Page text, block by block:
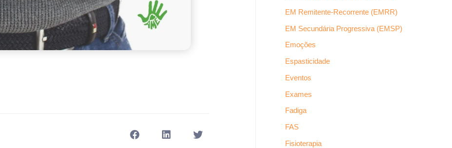
EM Remitente-Recorrente (EMRR)
EM Secundária Progressiva (EMSP)
Emoções
Espasticidade
Eventos
Exames
Fadiga
FAS
Fisioterapia